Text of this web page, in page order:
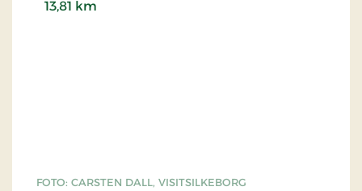
FOTO: CARSTEN DALL, VISITSILKEBORG
13,81 km